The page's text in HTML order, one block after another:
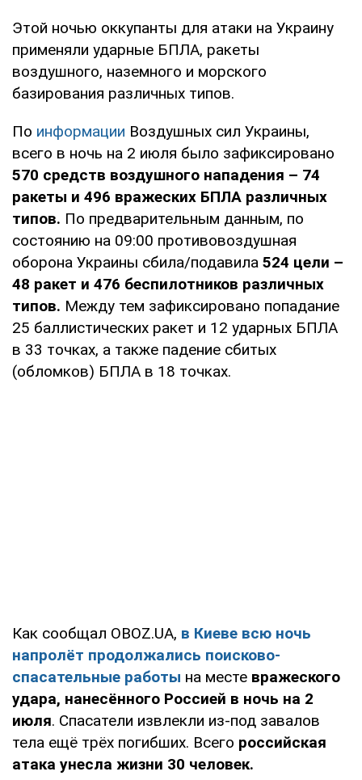
Этой ночью оккупанты для атаки на Украину
применяли ударные БПЛА, ракеты
воздушного, наземного и морского
базирования различных типов.
По информации Воздушных сил Украины,
всего в ночь на 2 июля было зафиксировано
570 средств воздушного нападения – 74
ракеты и 496 вражеских БПЛА различных
типов. По предварительным данным, по
состоянию на 09:00 противовоздушная
оборона Украины сбила/подавила 524 цели –
48 ракет и 476 беспилотников различных
типов. Между тем зафиксировано попадание
25 баллистических ракет и 12 ударных БПЛА
в 33 точках, а также падение сбитых
(обломков) БПЛА в 18 точках.
Как сообщал OBOZ.UA, в Киеве всю ночь
напролёт продолжались поисково-
спасательные работы на месте вражеского
удара, нанесённого Россией в ночь на 2
июля. Спасатели извлекли из-под завалов
тела ещё трёх погибших. Всего российская
атака унесла жизни 30 человек.